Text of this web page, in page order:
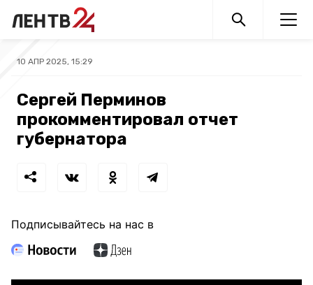
10 АПР 2025, 15:29
Сергей Перминов
прокомментировал отчет
губернатора
Подписывайтесь на нас в